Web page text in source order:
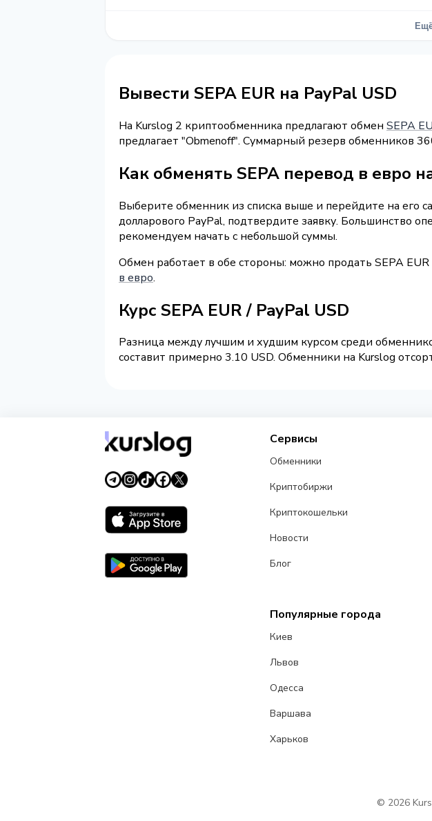
Вывести SEPA EUR на PayPal USD
На Kurslog 2 криптообменника предлагают обмен SEPA
предлагает "Obmenoff". Суммарный резерв обменников
Как обменять SEPA перевод в евро
Выберите обменник из списка выше и перейдите на его
долларового PayPal, подтвердите заявку. Большинство
рекомендуем начать с небольшой суммы.
Обмен работает в обе стороны: можно продать SEPA
в евро.
Курс SEPA EUR / PayPal USD
Разница между лучшим и худшим курсом среди
составит примерно 3.10 USD. Обменники на Kurslog
Сервисы
Обменники
Криптобиржи
Криптокошельки
Новости
Блог
Популярные города
Киев
Львов
Одесса
Варшава
Харьков
© 2026